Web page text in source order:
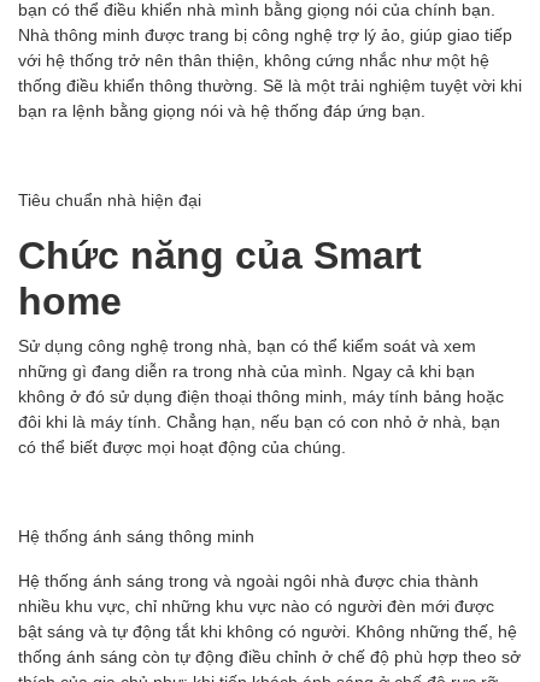
bạn có thể điều khiển nhà mình bằng giọng nói của chính bạn.
Nhà thông minh được trang bị công nghệ trợ lý ảo, giúp giao tiếp
với hệ thống trở nên thân thiện, không cứng nhắc như một hệ
thống điều khiển thông thường. Sẽ là một trải nghiệm tuyệt vời khi
bạn ra lệnh bằng giọng nói và hệ thống đáp ứng bạn.
Tiêu chuẩn nhà hiện đại
Chức năng của Smart
home
Sử dụng công nghệ trong nhà, bạn có thể kiểm soát và xem
những gì đang diễn ra trong nhà của mình. Ngay cả khi bạn
không ở đó sử dụng điện thoại thông minh, máy tính bảng hoặc
đôi khi là máy tính. Chẳng hạn, nếu bạn có con nhỏ ở nhà, bạn
có thể biết được mọi hoạt động của chúng.
Hệ thống ánh sáng thông minh
Hệ thống ánh sáng trong và ngoài ngôi nhà được chia thành
nhiều khu vực, chỉ những khu vực nào có người đèn mới được
bật sáng và tự động tắt khi không có người. Không những thế, hệ
thống ánh sáng còn tự động điều chỉnh ở chế độ phù hợp theo sở